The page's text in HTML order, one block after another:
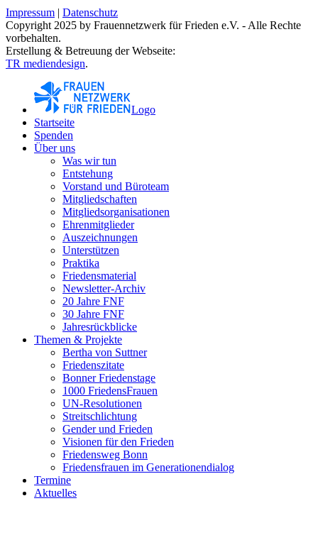
Impressum | Datenschutz
Copyright 2025 by Frauennetzwerk für Frieden e.V. - Alle Rechte
vorbehalten.
Erstellung & Betreuung der Webseite:
TR mediendesign.
Logo
Startseite
Spenden
Über uns
Was wir tun
Entstehung
Vorstand und Büroteam
Mitgliedschaften
Mitgliedsorganisationen
Ehrenmitglieder
Auszeichnungen
Unterstützen
Praktika
Friedensmaterial
Newsletter-Archiv
20 Jahre FNF
30 Jahre FNF
Jahresrückblicke
Themen & Projekte
Bertha von Suttner
Friedenszitate
Bonner Friedenstage
1000 FriedensFrauen
UN-Resolutionen
Streitschlichtung
Gender und Frieden
Visionen für den Frieden
Friedensweg Bonn
Friedensfrauen im Generationendialog
Termine
Aktuelles